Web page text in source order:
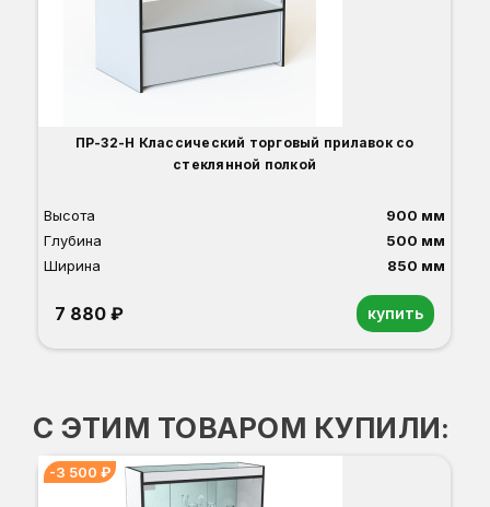
ПР-32-Н Классический торговый прилавок со
стеклянной полкой
Высота
900 мм
Глубина
500 мм
Ширина
850 мм
7 880 ₽ купить
С ЭТИМ ТОВАРОМ КУПИЛИ:
-3 500 ₽